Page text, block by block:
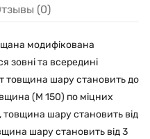
(0)
модифікована
зовні та всередині
товщина шару становить до
(М 150) по міцних
шару становить від
шару становить від 3